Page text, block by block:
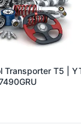
Transporter T5 |